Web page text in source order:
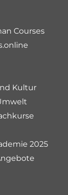
Courses
Kultur
2025